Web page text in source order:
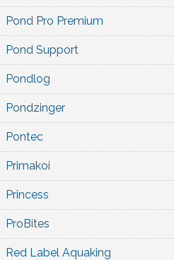
Pond Pro Premium
Pond Support
Pondlog
Pondzinger
Pontec
Primakoi
Princess
ProBites
Red Label Aquaking